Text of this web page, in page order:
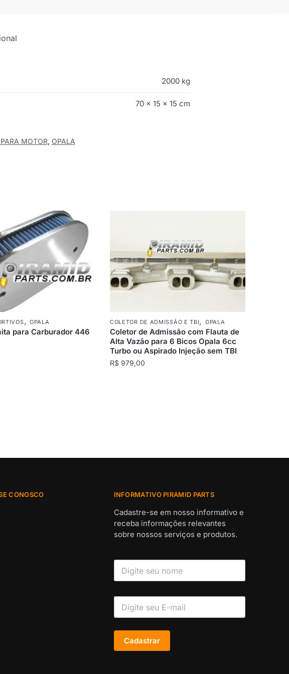
2000 kg
70 × 15 × 15 cm
MOTOR, OPALA
, OPALA
para Carburador 446
COLETOR DE ADMISSÃO E TBI, OPALA
Coletor de Admissão com Flauta de
Alta Vazão para 6 Bicos Opala 6cc
Turbo ou Aspirado Injeção sem TBI
R$979,00
CONOSCO INFORMATIVO PIRAMID PARTS
Cadastre-se em nosso informativo e
receba informações relevantes
sobre nossos serviços e produtos.
Cadastrar